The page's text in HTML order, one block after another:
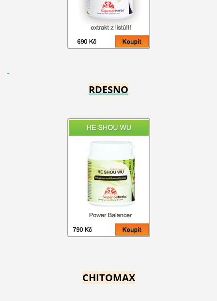
RDESNO
CHITOMAX